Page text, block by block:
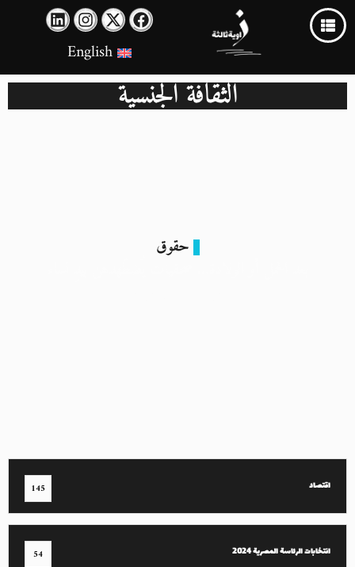
English
الثقافة الجنسية
حقوق
اقتصاد 145
انتخابات الرئاسة المصرية 2024 54